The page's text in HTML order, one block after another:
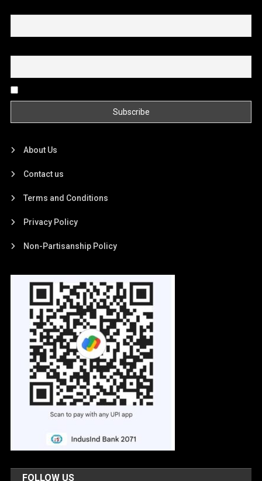
About Us
Contact us
Terms and Conditions
Privacy Policy
Non-Partisanship Policy
FOLLOW US